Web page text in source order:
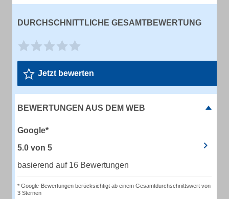
DURCHSCHNITTLICHE GESAMTBEWERTUNG
Jetzt bewerten
BEWERTUNGEN AUS DEM WEB
Google*
5.0 von 5
basierend auf 16 Bewertungen
* Google-Bewertungen berücksichtigt ab einem Gesamtdurchschnittswert von
3 Sternen